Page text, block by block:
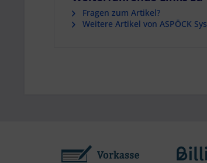
Fragen zum Artikel?
Weitere Artikel von ASPÖCK